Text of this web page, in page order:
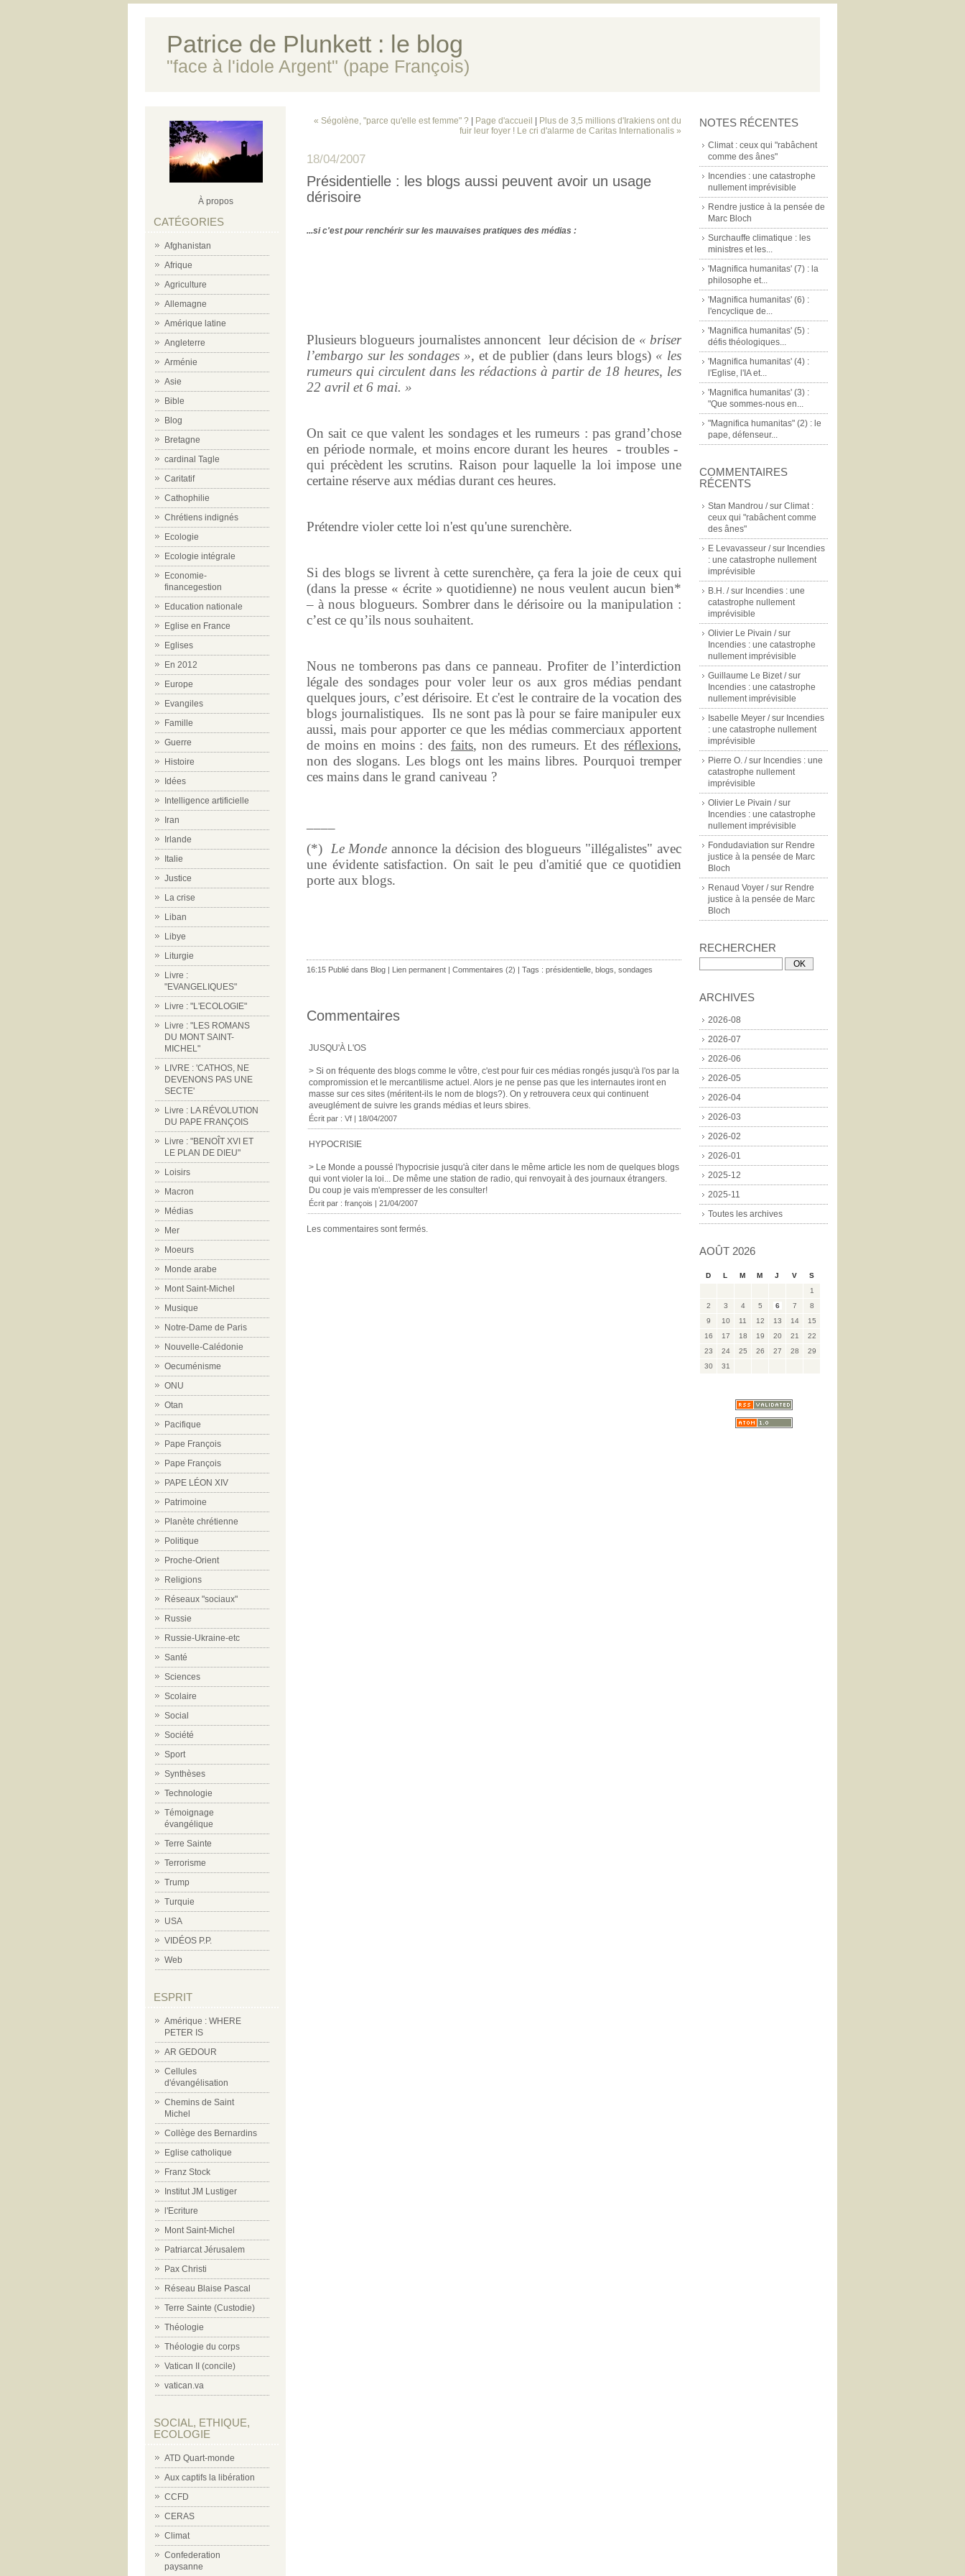
Patrice de Plunkett : le blog
"face à l'idole Argent" (pape François)
À propos
CATÉGORIES
Afghanistan
Afrique
Agriculture
Allemagne
Amérique latine
Angleterre
Arménie
Asie
Bible
Blog
Bretagne
cardinal Tagle
Caritatif
Cathophilie
Chrétiens indignés
Ecologie
Ecologie intégrale
Economie-
financegestion
Education nationale
Eglise en France
Eglises
En 2012
Europe
Evangiles
Famille
Guerre
Histoire
Idées
Intelligence artificielle
Iran
Irlande
Italie
Justice
La crise
Liban
Libye
Liturgie
Livre :
"EVANGELIQUES"
Livre : "L'ECOLOGIE"
Livre : "LES ROMANS
DU MONT SAINT-
MICHEL"
LIVRE : 'CATHOS, NE
DEVENONS PAS UNE
SECTE'
Livre : LA RÉVOLUTION
DU PAPE FRANÇOIS
Livre : "BENOÎT XVI ET
LE PLAN DE DIEU"
Loisirs
Macron
Médias
Mer
Moeurs
Monde arabe
Mont Saint-Michel
Musique
Notre-Dame de Paris
Nouvelle-Calédonie
Oecuménisme
ONU
Otan
Pacifique
Pape François
Pape François
PAPE LÉON XIV
Patrimoine
Planète chrétienne
Politique
Proche-Orient
Religions
Réseaux "sociaux"
Russie
Russie-Ukraine-etc
Santé
Sciences
Scolaire
Social
Société
Sport
Synthèses
Technologie
Témoignage
évangélique
Terre Sainte
Terrorisme
Trump
Turquie
USA
VIDÉOS P.P.
Web
ESPRIT
Amérique : WHERE
PETER IS
AR GEDOUR
Cellules
d'évangélisation
Chemins de Saint
Michel
Collège des Bernardins
Eglise catholique
Franz Stock
Institut JM Lustiger
l'Ecriture
Mont Saint-Michel
Patriarcat Jérusalem
Pax Christi
Réseau Blaise Pascal
Terre Sainte (Custodie)
Théologie
Théologie du corps
Vatican II (concile)
vatican.va
SOCIAL, ETHIQUE,
ECOLOGIE
ATD Quart-monde
Aux captifs la libération
CCFD
CERAS
Climat
Confederation
paysanne
NOTES RÉCENTES
Climat : ceux qui "rabâchent
comme des ânes"
Incendies : une catastrophe
nullement imprévisible
Rendre justice à la pensée de
Marc Bloch
Surchauffe climatique : les
ministres et les...
'Magnifica humanitas' (7) : la
philosophe et...
'Magnifica humanitas' (6) :
l'encyclique de...
'Magnifica humanitas' (5) :
défis théologiques...
'Magnifica humanitas' (4) :
l'Eglise, l'IA et...
'Magnifica humanitas' (3) :
"Que sommes-nous en...
"Magnifica humanitas" (2) : le
pape, défenseur...
COMMENTAIRES
RÉCENTS
Stan Mandrou /sur Climat :
ceux qui "rabâchent comme
des ânes"
E Levavasseur /sur Incendies
: une catastrophe nullement
imprévisible
B.H. /sur Incendies : une
catastrophe nullement
imprévisible
Olivier Le Pivain /sur
Incendies : une catastrophe
nullement imprévisible
Guillaume Le Bizet /sur
Incendies : une catastrophe
nullement imprévisible
Isabelle Meyer /sur Incendies
: une catastrophe nullement
imprévisible
Pierre O. /sur Incendies : une
catastrophe nullement
imprévisible
Olivier Le Pivain /sur
Incendies : une catastrophe
nullement imprévisible
Fondudaviation sur Rendre
justice à la pensée de Marc
Bloch
Renaud Voyer /sur Rendre
justice à la pensée de Marc
Bloch
RECHERCHER
ARCHIVES
2026-08
2026-07
2026-06
2026-05
2026-04
2026-03
2026-02
2026-01
2025-12
2025-11
Toutes les archives
AOÛT 2026
D L M M J V
S
1
2
3 4 5 6 7
8
9
10 11 12 13 14
15
16
17 18 19 20 21
22
23
24 25 26 27 28
29
30
31
« Ségolène, "parce qu'elle est femme" ? Page d'accueil
Plus de 3,5 millions d'Irakiens ont du
fuir leur foyer ! Le cri d'alarme de Caritas Internationalis »
18/04/2007
Présidentielle : les blogs aussi peuvent avoir un usage
dérisoire
...si c'est pour renchérir sur les mauvaises pratiques des médias :
Plusieurs blogueurs journalistes annoncent leur décision de « briser
l’embargo sur les sondages », et de publier (dans leurs blogs) « les
rumeurs qui circulent dans les rédactions à partir de 18 heures, les
22 avril et 6 mai. »
On sait ce que valent les sondages et les rumeurs : pas grand’chose
en période normale, et moins encore durant les heures - troubles -
qui précèdent les scrutins. Raison pour laquelle la loi impose une
certaine réserve aux médias durant ces heures.
Prétendre violer cette loi n'est qu'une surenchère.
Si des blogs se livrent à cette surenchère, ça fera la joie de ceux qui
(dans la presse « écrite » quotidienne) ne nous veulent aucun bien*
– à nous blogueurs. Sombrer dans le dérisoire ou la manipulation :
c’est ce qu’ils nous souhaitent.
Nous ne tomberons pas dans ce panneau. Profiter de l’interdiction
légale des sondages pour voler leur os aux gros médias pendant
quelques jours, c’est dérisoire. Et c'est le contraire de la vocation des
blogs journalistiques. Ils ne sont pas là pour se faire manipuler eux
aussi, mais pour apporter ce que les médias commerciaux apportent
de moins en moins : des faits, non des rumeurs. Et des réflexions,
non des slogans. Les blogs ont les mains libres. Pourquoi tremper
ces mains dans le grand caniveau ?
(*) Le Monde annonce la décision des blogueurs "illégalistes" avec
une évidente satisfaction. On sait le peu d'amitié que ce quotidien
porte aux blogs.
16:15 Publié dans Blog | Lien permanent | Commentaires (2) | Tags : présidentielle blogs sondages
Commentaires
JUSQU'À L'OS
> Si on fréquente des blogs comme le vôtre, c'est pour fuir ces médias rongés jusqu'à l'os par la
compromission et le mercantilisme actuel. Alors je ne pense pas que les internautes iront en
masse sur ces sites (méritent-ils le nom de blogs?). On y retrouvera ceux qui continuent
aveuglément de suivre les grands médias et leurs sbires.
Écrit par : Vf | 18/04/2007
HYPOCRISIE
> Le Monde a poussé l'hypocrisie jusqu'à citer dans le même article les nom de quelques blogs
qui vont violer la loi... De même une station de radio, qui renvoyait à des journaux étrangers.
Du coup je vais m'empresser de les consulter!
Écrit par : françois | 21/04/2007
Les commentaires sont fermés.